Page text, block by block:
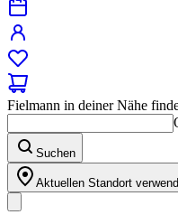
Fielmann in deiner Nähe
Suchen
Aktuellen Standort